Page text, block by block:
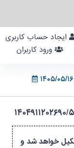
۱۴۰۵/۰۵/۱۶
خواهد شد و